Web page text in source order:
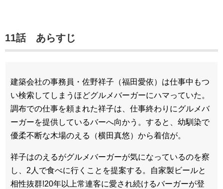
11話 あらすじ
建築会社の事務員・佐野祥子（福田愛依）は仕事中もつ
い検索してしまうほどグルメバーガーにハマっていた。
調布での仕事を頼まれた祥子は、仕事終わりにグルメバ
ーガーを提供しているバーへ向かう。すると、幼馴染で
優柔不断な木場のえる（横田真悠）から着信が。
祥子はのえるがグルメバーガーが気になっているのを察
し、2人で食べに行くことを提案する。自家製ビールと
相性抜群!20年以上常連客に愛され続けるバーガーが登